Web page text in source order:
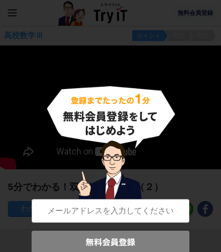
無料会員登録
高校数学Ⅲ ポイント
5分でわかる！双曲線の方程式（２）
38
子どもの勉強から大人の学び直しまで